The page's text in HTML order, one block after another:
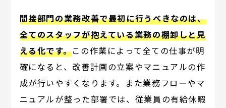
間接部門の業務改善で最初に行うべきなのは、
全てのスタッフが抱えている業務の棚卸しと見
える化です。この作業によって全ての仕事が明
確になると、改善計画の立案やマニュアルの作
成が行いやすくなります。また業務フローやマ
ニュアルが整った部署では、従業員の有給休暇